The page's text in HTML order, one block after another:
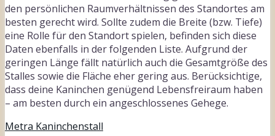
den persönlichen Raumverhältnissen des Standortes am
besten gerecht wird. Sollte zudem die Breite (bzw. Tiefe)
eine Rolle für den Standort spielen, befinden sich diese
Daten ebenfalls in der folgenden Liste. Aufgrund der
geringen Länge fällt natürlich auch die Gesamtgröße des
Stalles sowie die Fläche eher gering aus. Berücksichtige,
dass deine Kaninchen genügend Lebensfreiraum haben
– am besten durch ein angeschlossenes Gehege.
Metra Kaninchenstall